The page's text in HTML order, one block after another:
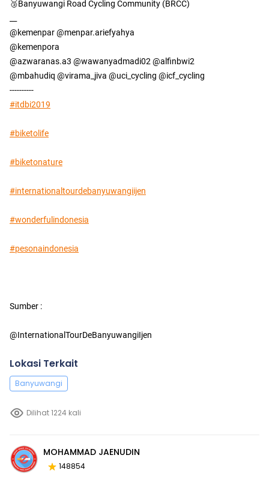
🥉Banyuwangi Road Cycling Community (BRCC)
@kemenpar @menpar.ariefyahya
@kemenpora
@azwaranas.a3 @wawanyadmadi02 @alfinbwi2
@mbahudiq @virama_jiva @uci_cycling @icf_cycling
----------
#itdbi2019
#biketolife
#biketonature
#internationaltourdebanyuwangiijen
#wonderfulindonesia
#pesonaindonesia
Sumber :
@InternationalTourDeBanyuwangiIjen
Lokasi Terkait
Banyuwangi
Dilihat 1224 kali
MOHAMMAD JAENUDIN
148854